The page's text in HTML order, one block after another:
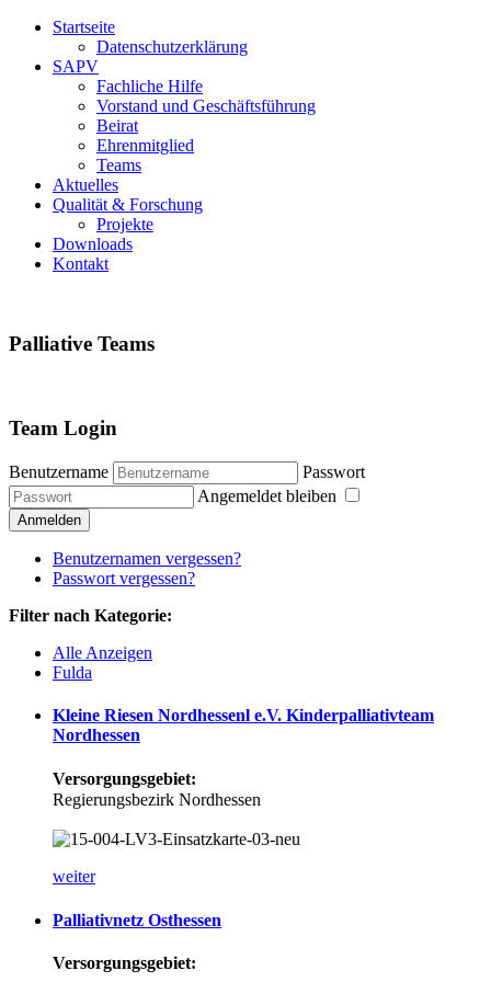
Startseite
Datenschutzerklärung
SAPV
Fachliche Hilfe
Vorstand und Geschäftsführung
Beirat
Ehrenmitglied
Teams
Aktuelles
Qualität & Forschung
Projekte
Downloads
Kontakt
Palliative Teams
Team Login
Benutzername
Passwort
Angemeldet bleiben
Anmelden
Benutzernamen vergessen?
Passwort vergessen?
Filter nach Kategorie:
Alle Anzeigen
Fulda
Kleine Riesen Nordhessenl e.V. Kinderpalliativteam
Nordhessen
Versorgungsgebiet:
Regierungsbezirk Nordhessen
weiter
Palliativnetz Osthessen
Versorgungsgebiet: